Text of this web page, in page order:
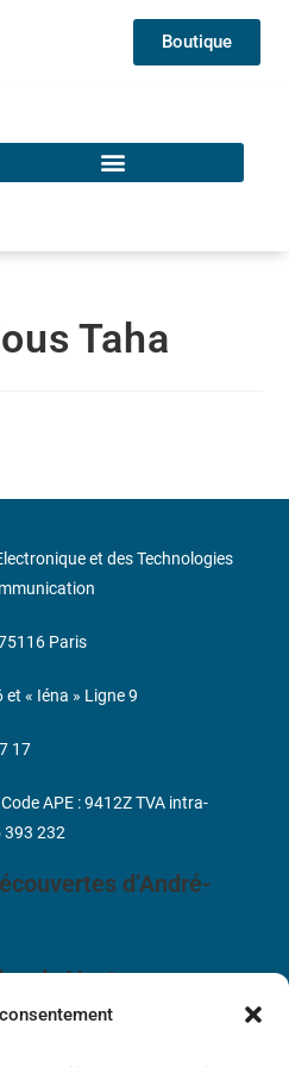
Boutique
Taha
d’André-
de Vente
et des Technologies
Paris
et « Iéna » Ligne 9
17
APE : 9412Z TVA intra-
393 232